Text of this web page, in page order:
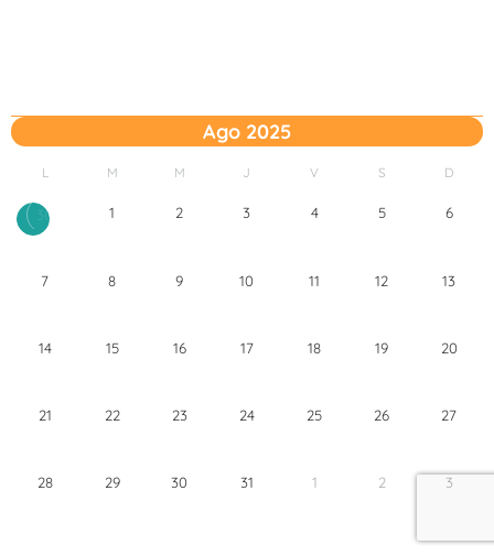
Ago 2025
L M M J V S D
30 1 2 3 4 5 6
7 8 9 10 11 12 13
14 15 16 17 18 19 20
21 22 23 24 25 26 27
28 29 30 31 1 2 3